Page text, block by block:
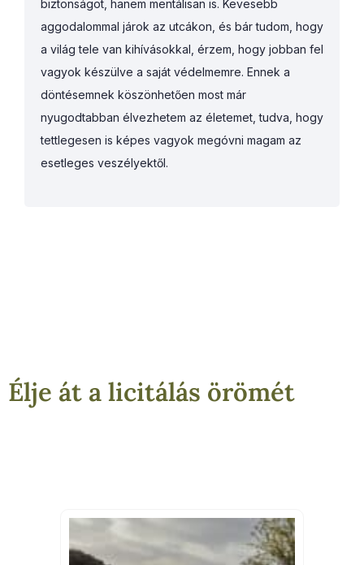
biztonságot, hanem mentálisan is. Kevesebb
aggodalommal járok az utcákon, és bár tudom, hogy
a világ tele van kihívásokkal, érzem, hogy jobban fel
vagyok készülve a saját védelmemre. Ennek a
döntésemnek köszönhetően most már
nyugodtabban élvezhetem az életemet, tudva, hogy
tettlegesen is képes vagyok megóvni magam az
esetleges veszélyektől.
Élje át a licitálás örömét